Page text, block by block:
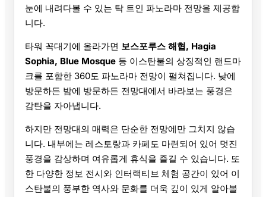
눈에 내려다볼 수 있는 탁 트인 파노라마 전망을 제공합
니다.
타워 꼭대기에 올라가면 보스포루스 해협, Hagia
Sophia, Blue Mosque 등 이스탄불의 상징적인 랜드마
크를 포함한 360도 파노라마 전망이 펼쳐집니다. 낮에
방문하든 밤에 방문하든 전망대에서 바라보는 풍경은
감탄을 자아냅니다.
하지만 전망대의 매력은 단순한 전망에만 그치지 않습
니다. 내부에는 레스토랑과 카페도 마련되어 있어 멋진
풍경을 감상하며 여유롭게 휴식을 즐길 수 있습니다. 또
한 다양한 정보 전시와 인터랙티브 체험 공간이 있어 이
스탄불의 풍부한 역사와 문화를 더욱 깊이 있게 알아볼